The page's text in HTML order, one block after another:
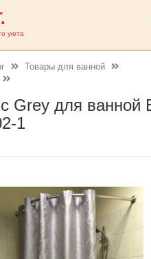
уюта
Товары для ванной
Grey для ванной
1